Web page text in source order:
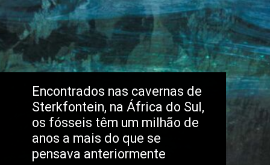
Encontrados nas cavernas de
Sterkfontein, na África do Sul,
os fósseis têm um milhão de
anos a mais do que se
pensava anteriormente